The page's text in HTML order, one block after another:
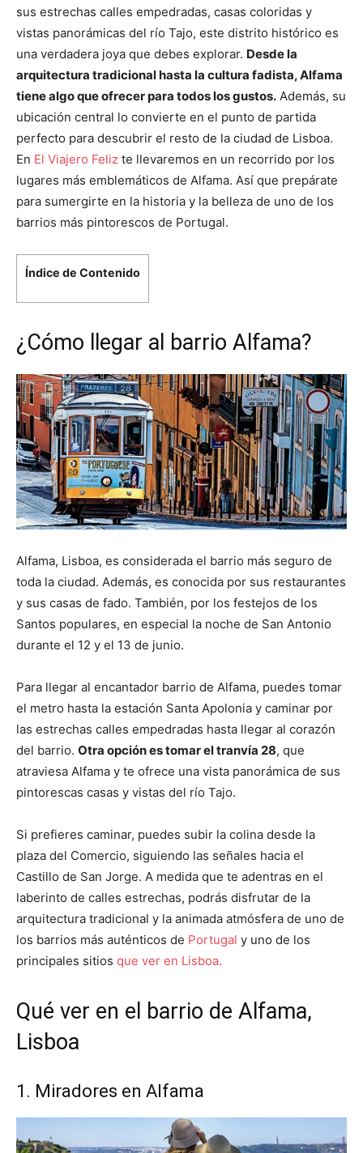
sus estrechas calles empedradas, casas coloridas y
vistas panorámicas del río Tajo, este distrito histórico es
una verdadera joya que debes explorar. Desde la
arquitectura tradicional hasta la cultura fadista, Alfama
tiene algo que ofrecer para todos los gustos. Además, su
ubicación central lo convierte en el punto de partida
perfecto para descubrir el resto de la ciudad de Lisboa.
En El Viajero Feliz te llevaremos en un recorrido por los
lugares más emblemáticos de Alfama. Así que prepárate
para sumergirte en la historia y la belleza de uno de los
barrios más pintorescos de Portugal.
Índice de Contenido
¿Cómo llegar al barrio Alfama?
Alfama, Lisboa, es considerada el barrio más seguro de
toda la ciudad. Además, es conocida por sus restaurantes
y sus casas de fado. También, por los festejos de los
Santos populares, en especial la noche de San Antonio
durante el 12 y el 13 de junio.
Para llegar al encantador barrio de Alfama, puedes tomar
el metro hasta la estación Santa Apolonia y caminar por
las estrechas calles empedradas hasta llegar al corazón
del barrio. Otra opción es tomar el tranvía 28, que
atraviesa Alfama y te ofrece una vista panorámica de sus
pintorescas casas y vistas del río Tajo.
Si prefieres caminar, puedes subir la colina desde la
plaza del Comercio, siguiendo las señales hacia el
Castillo de San Jorge. A medida que te adentras en el
laberinto de calles estrechas, podrás disfrutar de la
arquitectura tradicional y la animada atmósfera de uno de
los barrios más auténticos de Portugal y uno de los
principales sitios que ver en Lisboa.
Qué ver en el barrio de Alfama,
Lisboa
1. Miradores en Alfama